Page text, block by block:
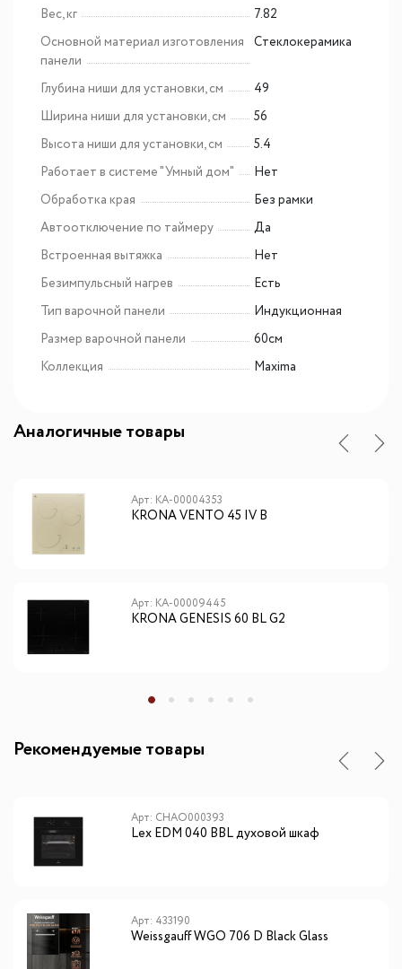
Вес, кг
7.82
Основной материал изготовления
панели
Cтеклокерамика
Глубина ниши для установки, см
49
Ширина ниши для установки, см
56
Высота ниши для установки, см
5.4
Работает в системе "Умный дом"
Нет
Обработка края
Без рамки
Автоотключение по таймеру
Да
Встроенная вытяжка
Нет
Безимпульсный нагрев
Есть
Тип варочной панели
Индукционная
Размер варочной панели
60см
Коллекция
Maxima
Аналогичные товары
Арт: КА-00004353
KRONA VENTO 45 IV B
Арт: КА-00009445
KRONA GENESIS 60 BL G2
Рекомендуемые товары
Арт: CHAO000393
Lex EDM 040 BBL духовой шкаф
Арт: 433190
Weissgauff WGO 706 D Black Glass